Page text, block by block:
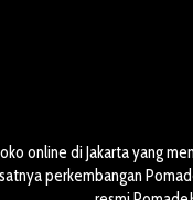
online di Jakarta yang
perkembangan